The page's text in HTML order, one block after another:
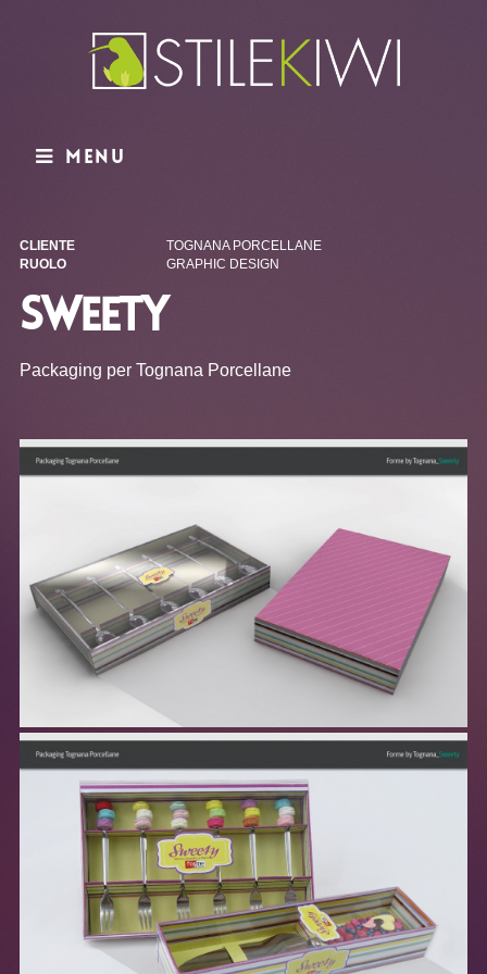
Menu
CLIENTE
TOGNANA PORCELLANE
RUOLO
GRAPHIC DESIGN
SWEETY
Packaging per Tognana Porcellane